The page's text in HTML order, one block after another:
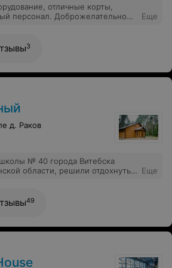
сочетание цена-качество для
времени не жалею, приду
отличные корты,
персонал. Доброжелательное
месторасположение.
Еще
3
д. Раков
№ 40 города Витебска
области, решили отдохнуть
повезло! Природа, комфортные
оказались просто
Ольга учла все
возможности нашей
еда, доброжелательные
и официантка Наталья
Еще
49